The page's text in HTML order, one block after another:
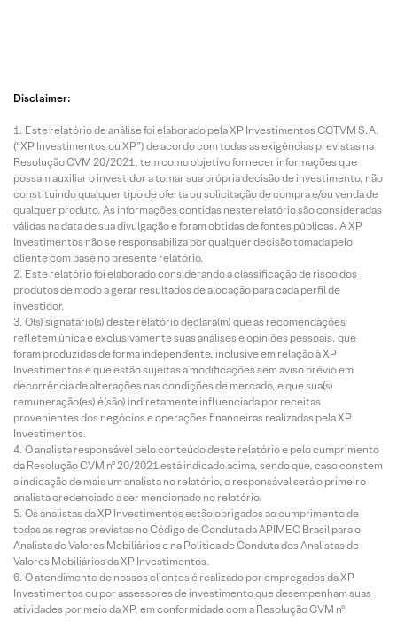
Disclaimer:
Este relatório de análise foi elaborado pela XP Investimentos CCTVM S.A.
(“XP Investimentos ou XP”) de acordo com todas as exigências previstas na
Resolução CVM 20/2021, tem como objetivo fornecer informações que
possam auxiliar o investidor a tomar sua própria decisão de investimento, não
constituindo qualquer tipo de oferta ou solicitação de compra e/ou venda de
qualquer produto. As informações contidas neste relatório são consideradas
válidas na data de sua divulgação e foram obtidas de fontes públicas. A XP
Investimentos não se responsabiliza por qualquer decisão tomada pelo
cliente com base no presente relatório.
Este relatório foi elaborado considerando a classificação de risco dos
produtos de modo a gerar resultados de alocação para cada perfil de
investidor.
O(s) signatário(s) deste relatório declara(m) que as recomendações
refletem única e exclusivamente suas análises e opiniões pessoais, que
foram produzidas de forma independente, inclusive em relação à XP
Investimentos e que estão sujeitas a modificações sem aviso prévio em
decorrência de alterações nas condições de mercado, e que sua(s)
remuneração(es) é(são) indiretamente influenciada por receitas
provenientes dos negócios e operações financeiras realizadas pela XP
Investimentos.
O analista responsável pelo conteúdo deste relatório e pelo cumprimento
da Resolução CVM nº 20/2021 está indicado acima, sendo que, caso constem
a indicação de mais um analista no relatório, o responsável será o primeiro
analista credenciado a ser mencionado no relatório.
Os analistas da XP Investimentos estão obrigados ao cumprimento de
todas as regras previstas no Código de Conduta da APIMEC Brasil para o
Analista de Valores Mobiliários e na Política de Conduta dos Analistas de
Valores Mobiliários da XP Investimentos.
O atendimento de nossos clientes é realizado por empregados da XP
Investimentos ou por assessores de investimento que desempenham suas
atividades por meio da XP, em conformidade com a Resolução CVM nº